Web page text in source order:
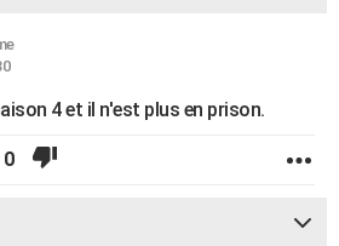
4 et il n'est plus en prison.
0